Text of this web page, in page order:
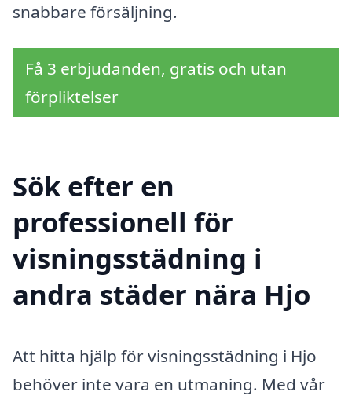
snabbare försäljning.
Få 3 erbjudanden, gratis och utan
förpliktelser
Sök efter en
professionell för
visningsstädning i
andra städer nära Hjo
Att hitta hjälp för visningsstädning i Hjo
behöver inte vara en utmaning. Med vår